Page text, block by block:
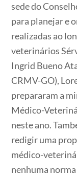
sede do
para planejar e
realizadas ao
veterinários
Ingrid Bueno
CRMV-GO),
prepararam a
Médico-
neste ano.
redigir uma
médico-
nenhuma